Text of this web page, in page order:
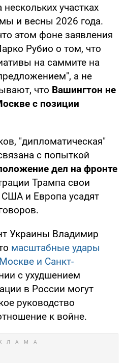
участках
и весны 2026 года.
этом фоне заявления
Рубио о том, что
на саммите на
а не
что Вашингтон не
с позиции
"дипломатическая"
с попыткой
дел на фронте
Трампа свои
США и Европа усадят
Украины Владимир
масштабные удары
и Санкт-
с ухудшением
в России могут
руководство
к войне.